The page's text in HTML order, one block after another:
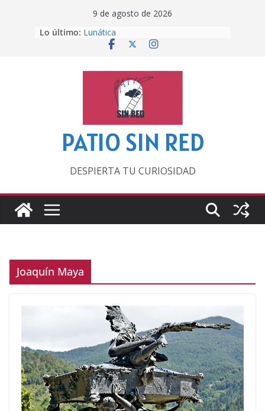
9 de agosto de 2026
Lo último: Lunática
Pero, hasta entonces…
‘La broma infinita’ de recomendar
lecturas veraniegas
Otra del Mundial
PATIO SIN RED
DESPIERTA TU CURIOSIDAD
Joaquín Maya